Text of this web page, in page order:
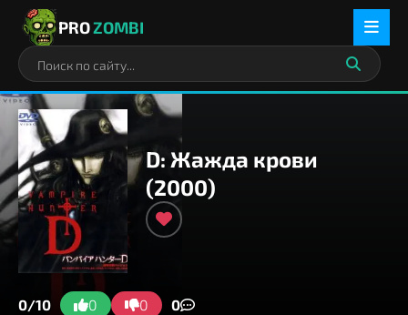
PROZOMBI
D: Жажда крови
(2000)
0/10 0 0 0